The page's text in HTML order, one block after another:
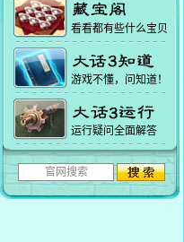
看看都有些什么宝贝
游戏不懂，问知道！
运行疑问全面解答